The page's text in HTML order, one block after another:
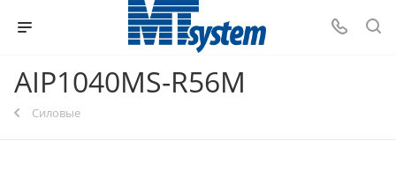
AIP1040MS-R56M
Силовые